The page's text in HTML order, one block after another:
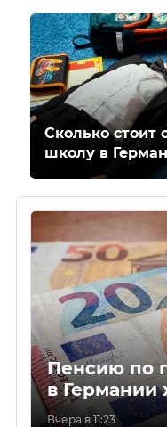
Сколько стоит
школу в
Пенсию по
в Германии
Вчера в 11:23